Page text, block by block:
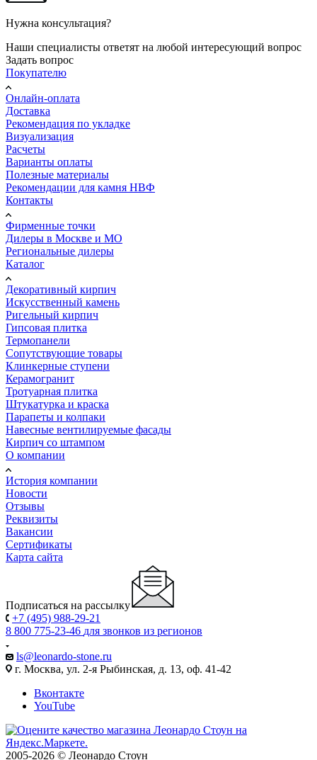
Нужна консультация?
Наши специалисты ответят на любой интересующий вопрос
Задать вопрос
Покупателю
Онлайн-оплата
Доставка
Рекомендация по укладке
Визуализация
Расчеты
Варианты оплаты
Полезные материалы
Рекомендации для камня НВФ
Контакты
Фирменные точки
Дилеры в Москве и МО
Региональные дилеры
Каталог
Декоративный кирпич
Искусственный камень
Ригельный кирпич
Гипсовая плитка
Термопанели
Сопутствующие товары
Клинкерные ступени
Керамогранит
Тротуарная плитка
Штукатурка и краска
Парапеты и колпаки
Навесные вентилируемые фасады
Кирпич со штампом
О компании
История компании
Новости
Отзывы
Реквизиты
Вакансии
Сертификаты
Карта сайта
Подписаться на рассылку
+7 (495) 988-29-21
8 800 775-23-46 для звонков из регионов
ls@leonardo-stone.ru
г. Москва, ул. 2-я Рыбинская, д. 13, оф. 41-42
Вконтакте
YouTube
2005-2026 © Леонардо Стоун